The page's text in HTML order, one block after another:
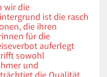
wir die
ist die rasch
die ihren
für die
auferlegt
sowohl
und
die Qualität